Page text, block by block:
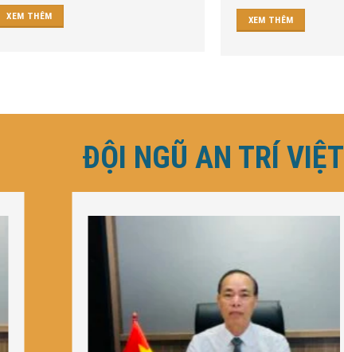
XEM THÊM XEM THÊM
ĐỘI NGŨ AN TRÍ VIỆT